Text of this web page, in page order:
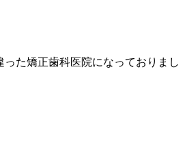
た矯正歯科医院になっておりまし